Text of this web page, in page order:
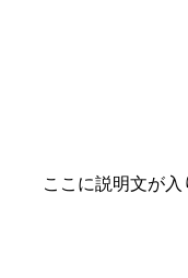
ここに説明文が